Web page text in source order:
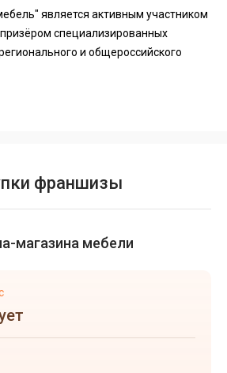
является активным участником
специализированных
и общероссийского
франшизы
магазина мебели